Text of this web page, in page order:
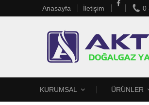
Anasayfa İletişim 0
KURUMSAL ÜRÜNLER